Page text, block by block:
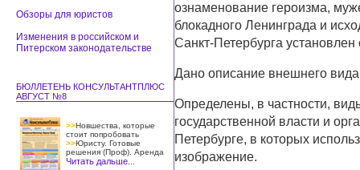
Обзоры для юристов
Изменения в российском и
Питерском законодательстве
БЮЛЛЕТЕНЬ КОНСУЛЬТАНТПЛЮС
АВГУСТ №8
>>Новшества, которые
стоит попробовать
>>Юристу. Готовые
решения (Проф). Аренда
Читать дальше...
ознаменование героизма,
блокадного Ленинграда и
Санкт-Петербурга
Дано описание внешнего
Определены, в частности,
государственной власти и
Петербурге, в которых
изображение.